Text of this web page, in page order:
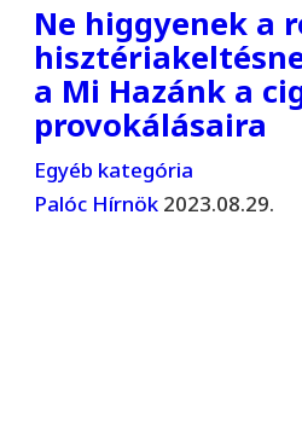
Ne higgyenek a
a Mi Hazánk a
provokálásaira
Egyéb kategória
Palóc Hírnök 2023.08.29.